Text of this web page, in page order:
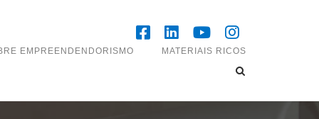
EMPREENDENDORISMO MATERIAIS RICOS